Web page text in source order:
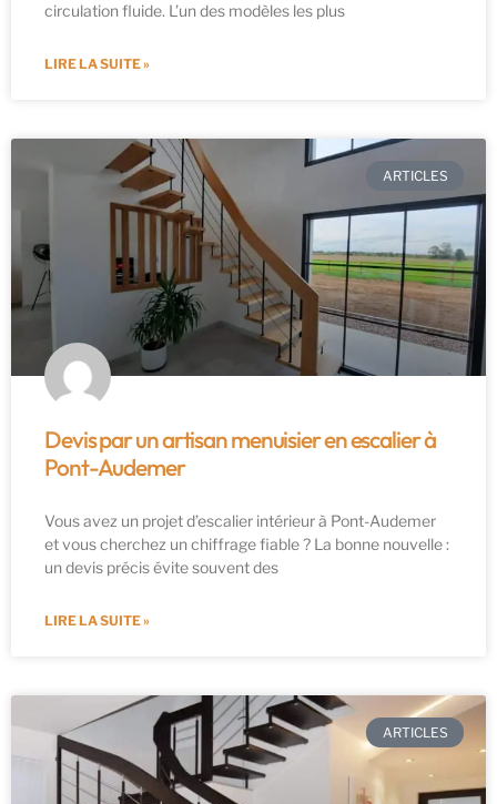
circulation fluide. L’un des modèles les plus
LIRE LA SUITE »
ARTICLES
Devis par un artisan menuisier en escalier à
Pont-Audemer
Vous avez un projet d’escalier intérieur à Pont-Audemer
et vous cherchez un chiffrage fiable ? La bonne nouvelle :
un devis précis évite souvent des
LIRE LA SUITE »
ARTICLES